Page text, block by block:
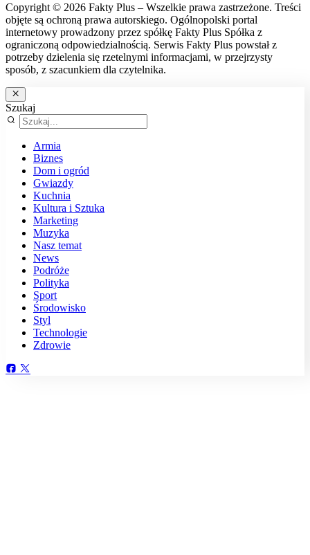
Copyright © 2026 Fakty Plus – Wszelkie prawa zastrzeżone. Treści
objęte są ochroną prawa autorskiego. Ogólnopolski portal
internetowy prowadzony przez spółkę Fakty Plus Spółka z
ograniczoną odpowiedzialnością. Serwis Fakty Plus powstał z
potrzeby dzielenia się rzetelnymi informacjami, w przejrzysty
sposób, z szacunkiem dla czytelnika.
Szukaj
Armia
Biznes
Dom i ogród
Gwiazdy
Kuchnia
Kultura i Sztuka
Marketing
Muzyka
Nasz temat
News
Podróże
Polityka
Sport
Środowisko
Styl
Technologie
Zdrowie